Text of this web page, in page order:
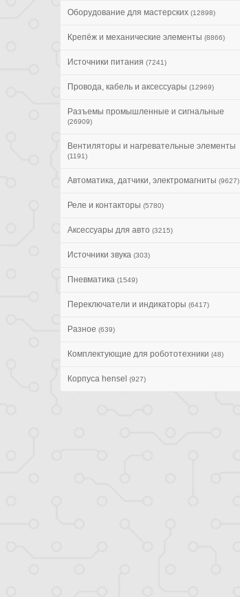
Оборудование для мастерских (12898)
Крепёж и механические элементы (8866)
Источники питания (7241)
Провода, кабель и аксессуары (12969)
Разъемы промышленные и сигнальные
(26909)
Вентиляторы и нагревательные элементы
(1191)
Автоматика, датчики, электромагниты (9627)
Реле и контакторы (5780)
Аксессуары для авто (3215)
Источники звука (303)
Пневматика (1549)
Переключатели и индикаторы (6417)
Разное (639)
Комплектующие для робототехники (48)
Корпуса hensel (927)